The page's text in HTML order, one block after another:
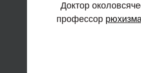
Доктор
профессор